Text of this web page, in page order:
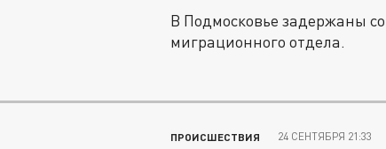
В Подмосковье задержаны
миграционного отдела.
ПРОИСШЕСТВИЯ 24 СЕНТЯБРЯ 21:33